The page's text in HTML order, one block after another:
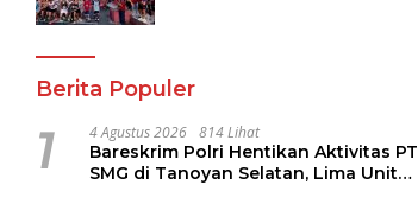
Berita Populer
1 4 Agustus 2026 814 Lihat
Bareskrim Polri Hentikan Aktivitas PT
SMG di Tanoyan Selatan, Lima Unit